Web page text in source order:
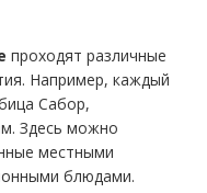
проходят различные
Например, каждый
Сабор,
Здесь можно
местными
блюдами.